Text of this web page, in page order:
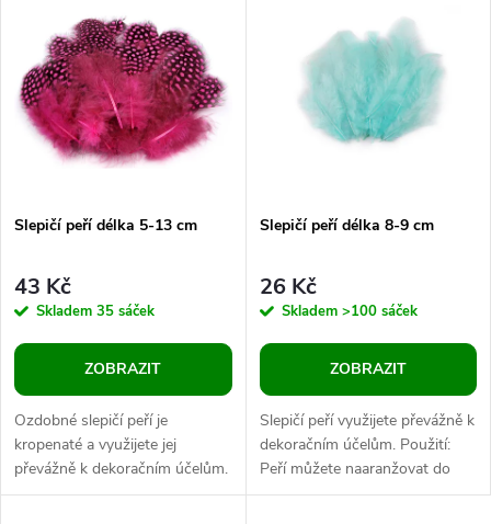
e
n
p
r
o
d
u
Abecedně
ý
p
s
p
r
o
d
u
Slepičí peří délka 5-13 cm
43 Kč
Skladem 35 sáček
ZOBRAZIT
Ozdobné slepičí peří je
kropenaté a využijete jej
převážně k dekoračním účelům.
Použití: Peří můžete
Slepičí peří délka 8-9 cm
26 Kč
Skladem >100 sáček
ZOBRAZIT
Slepičí peří využijete převážně k
dekoračním účelům. Použití:
Peří můžete naaranžovat do
vázaných kytic, ikeban, věnců,